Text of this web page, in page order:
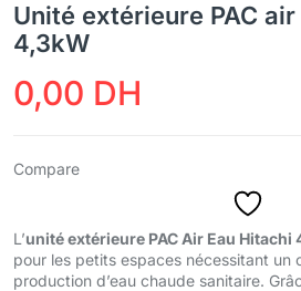
Unité extérieure PAC
4,3kW
0,00 DH
Compare
L’unité extérieure PAC Air Eau Hitachi
pour les petits espaces nécessitant un
production d’eau chaude sanitaire.